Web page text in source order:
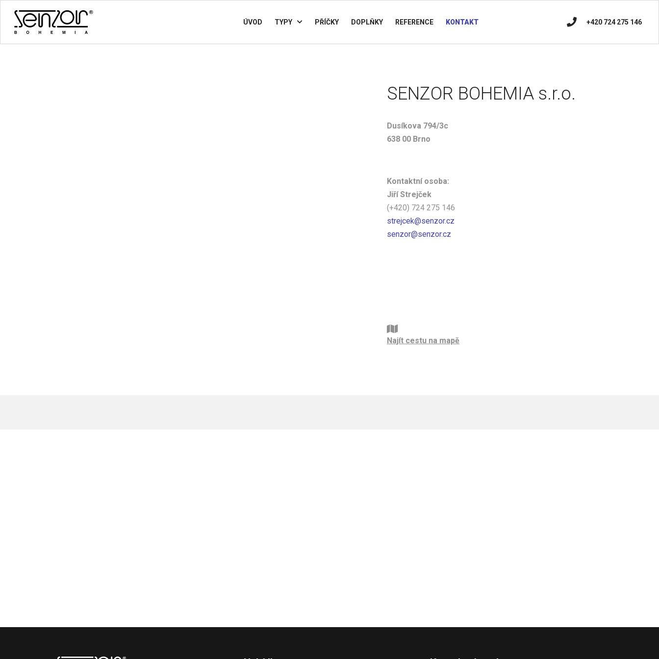
ÚVOD TYPY PŘÍČKY DOPLŇKY REFERENCE KONTAKT +420 724 275 146
SENZOR BOHEMIA s.r.o.
Dusíkova 794/3c
638 00 Brno
Kontaktní osoba:
Jiří Strejček
(+420) 724 275 146
strejcek@senzor.cz
senzor@senzor.cz
Najít cestu na mapě